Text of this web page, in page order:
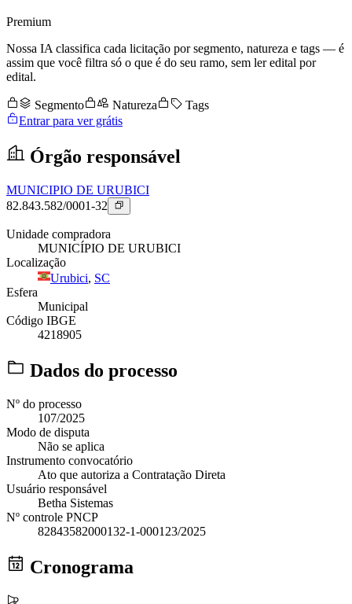
Premium
Nossa IA classifica cada licitação por segmento, natureza e tags — é
assim que você filtra só o que é do seu ramo, sem ler edital por
edital.
Segmento Natureza
Tags
Entrar para ver grátis
Órgão responsável
MUNICIPIO DE URUBICI
82.843.582/0001-32
Unidade compradora
MUNICÍPIO DE URUBICI
Localização
Urubici, SC
Esfera
Municipal
Código IBGE
4218905
Dados do processo
Nº do processo
107/2025
Modo de disputa
Não se aplica
Instrumento convocatório
Ato que autoriza a Contratação Direta
Usuário responsável
Betha Sistemas
Nº controle PNCP
82843582000132-1-000123/2025
Cronograma